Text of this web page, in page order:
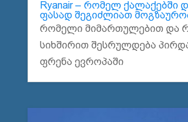
Ryanair – რომელ ქალაქებში
ფასად შეგიძლიათ
რომელი მიმართულებით და
სიხშირით შესრულდება
ფრენა ევროპაში